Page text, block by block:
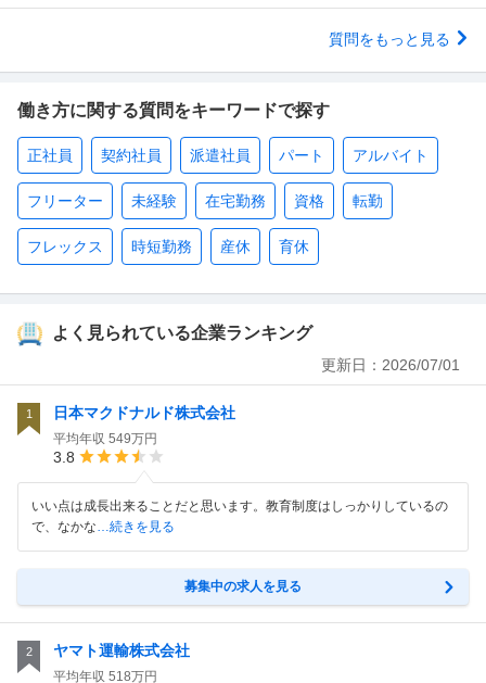
質問をもっと見る
働き方に関する質問をキーワードで探す
正社員 契約社員 派遣社員 パート アルバイト
フリーター 未経験 在宅勤務 資格 転勤
フレックス 時短勤務 産休 育休
よく見られている企業ランキング
更新日： 2026/07/01
1 日本マクドナルド株式会社
平均年収 549万円
3.8
いい点は成長出来ることだと思います。教育制度はしっかりしているの
で、なかな…続きを見る
募集中の求人を見る
2 ヤマト運輸株式会社
平均年収 518万円